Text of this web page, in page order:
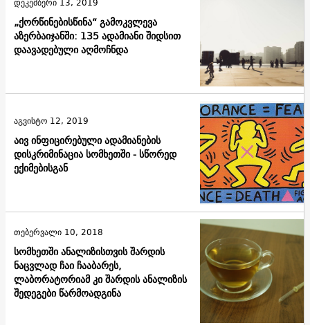
„ქორწინებისწინა“ გამოკვლევა
აზერბაიჯანში: 135 ადამიანი შიდსით
დაავადებული აღმოჩნდა
აივ ინფიცირებული ადამიანების
დისკრიმინაცია სომხეთში - სწორედ
ექიმებისგან
აგვისტო 12, 2019
სომხეთში ანალიზისთვის შარდის
ნაცვლად ჩაი ჩააბარეს,
ლაბორატორიამ კი შარდის ანალიზის
შედეგები წარმოადგინა
თებერვალი 10, 2018